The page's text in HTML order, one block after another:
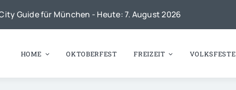
Guide für München - Heute: 7. August 2026
HOME OKTOBERFEST FREIZEIT VOLKSFESTE